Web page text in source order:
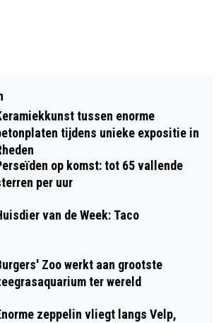
VOOR ONDERWIJZERS
GEMEENTE RHEDEN
SOLIDARITEIT ALS
DE BEGROTING 2020
tussen enorme
tijdens unieke expositie in
op komst: tot 65 vallende
per uur
van de Week: Taco
Zoo werkt aan grootste
ter wereld
zeppelin vliegt langs Velp,